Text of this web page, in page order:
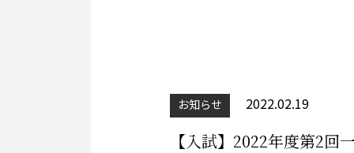
お知らせ 2022.02.19
【入試】2022年度第2回